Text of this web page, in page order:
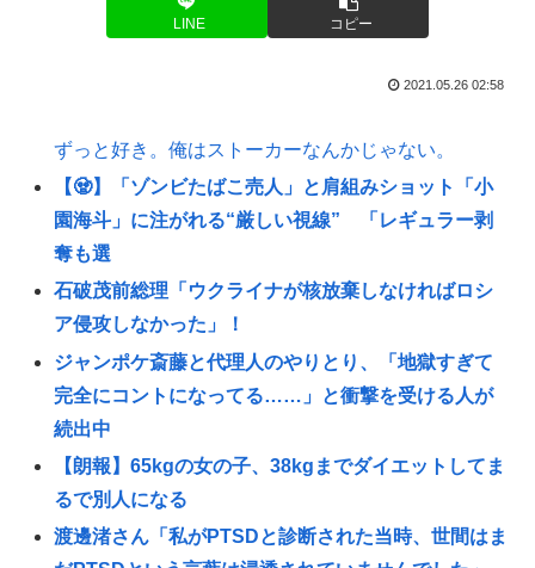
LINE コピー
2021.05.26 02:58
ずっと好き。俺はストーカーなんかじゃない。
【🧟】「ゾンビたばこ売人」と肩組みショット「小
園海斗」に注がれる“厳しい視線” 「レギュラー剥
奪も選
石破茂前総理「ウクライナが核放棄しなければロシ
ア侵攻しなかった」！
ジャンポケ斎藤と代理人のやりとり、「地獄すぎて
完全にコントになってる……」と衝撃を受ける人が
続出中
【朗報】65kgの女の子、38kgまでダイエットしてま
るで別人になる
渡邊渚さん「私がPTSDと診断された当時、世間はま